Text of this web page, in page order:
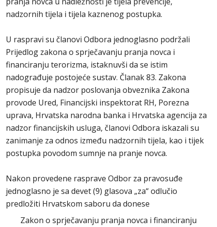
nadzornih tijela i tijela kaznenog postupka.
U raspravi su članovi Odbora jednoglasno podržali
Prijedlog zakona o sprječavanju pranja novca i
financiranju terorizma, istaknuvši da se istim
nadograđuje postojeće sustav. Članak 83. Zakona
propisuje da nadzor poslovanja obveznika Zakona
provode Ured, Financijski inspektorat RH, Porezna
uprava, Hrvatska narodna banka i Hrvatska agencija za
nadzor financijskih usluga, članovi Odbora iskazali su
zanimanje za odnos između nadzornih tijela, kao i tijek
postupka povodom sumnje na pranje novca.
Nakon provedene rasprave Odbor za pravosuđe
jednoglasno je sa devet (9) glasova „za“ odlučio
predložiti Hrvatskom saboru da donese
Zakon o sprječavanju pranja novca i financiranju